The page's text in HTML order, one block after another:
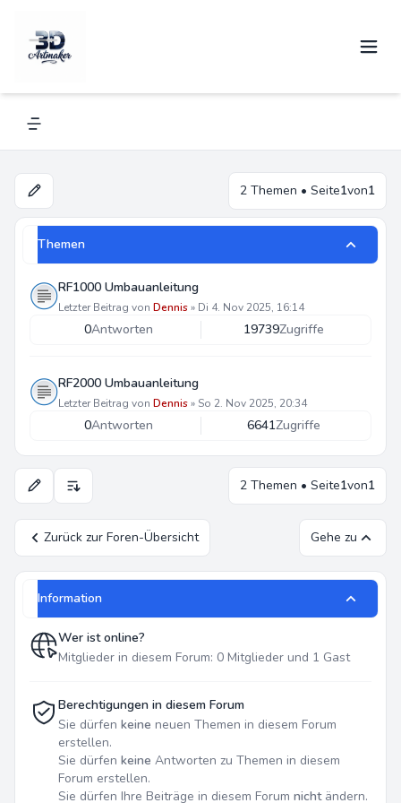
Navigation menu
2 Themen • Seite1von1
Themen
RF1000 Umbauanleitung
Letzter Beitrag von Dennis» Di 4. Nov 2025, 16:14
0Antworten 19739Zugriffe
RF2000 Umbauanleitung
Letzter Beitrag von Dennis» So 2. Nov 2025, 20:34
0Antworten 6641Zugriffe
Anzeige- und Sortierungs-Einstellungen2 Themen • Seite1von1
Zurück zur Foren-Übersicht Gehe zu
Information
Wer ist online?
Mitglieder in diesem Forum: 0 Mitglieder und 1 Gast
Berechtigungen in diesem Forum
Sie dürfen keine neuen Themen in diesem Forum
erstellen.
Sie dürfen keine Antworten zu Themen in diesem
Forum erstellen.
Sie dürfen Ihre Beiträge in diesem Forum nichtändern.